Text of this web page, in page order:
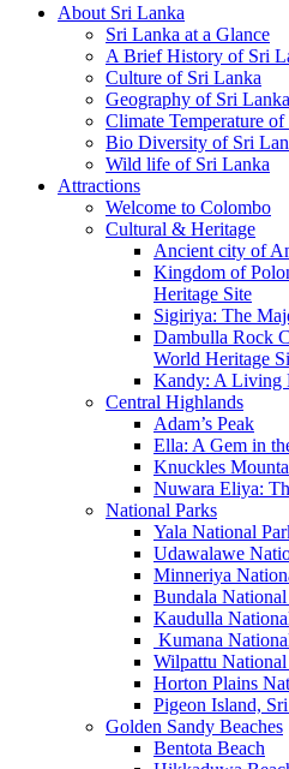
About Sri Lanka
Sri Lanka at a Glance
A Brief History of Sri
Culture of Sri Lanka
Geography of Sri Lanka
Climate Temperature
Bio Diversity of Sri
Wild life of Sri Lanka
Attractions
Welcome to Colombo
Cultural & Heritage
Ancient city of
Kingdom of
Heritage Site
Sigiriya: The
Dambulla Rock
World Heritage
Kandy: A Living
Central Highlands
Adam’s Peak
Ella: A Gem in
Knuckles
Nuwara Eliya:
National Parks
Yala National
Udawalawe
Minneriya
Bundala
Kaudulla
Kumana
Wilpattu
Horton Plains
Pigeon Island,
Golden Sandy Beaches
Bentota Beach